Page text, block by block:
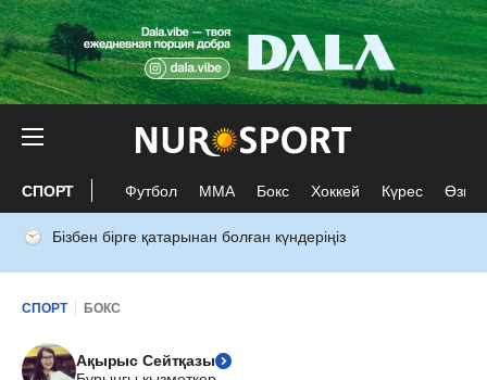
СПОРТ Футбол ММА Бокс Хоккей Күрес Өзге
Бізбен бірге қатарынан болған күндеріңіз
СПОРТ БОКС
Ақырыс Сейтқазы